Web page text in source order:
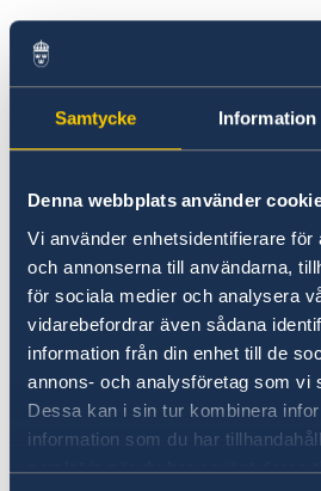
Samtycke Information
Denna webbplats använder
Vi använder enhetsidentifierare för
och annonserna till användarna,
för sociala medier och analysera
vidarebefordrar även sådana
information från din enhet till de
annons- och analysföretag som vi
Dessa kan i sin tur kombinera
information som du har
samlat in när du har använt deras
SE PH Joint Workshop
Nobel Week 2023 – a
science, culture and
31 Mar 2023
Summit for
06 Mar 2023
Handbook against